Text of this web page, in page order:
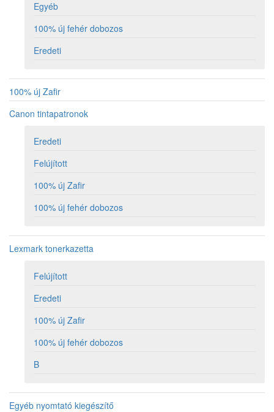
Egyéb
100% új fehér dobozos
Eredeti
100% új Zafir
Canon tintapatronok
Eredeti
Felújított
100% új Zafir
100% új fehér dobozos
Lexmark tonerkazetta
Felújított
Eredeti
100% új Zafir
100% új fehér dobozos
B
Egyéb nyomtató kiegészítő